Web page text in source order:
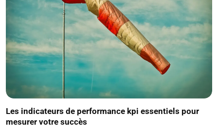
Les indicateurs de performance kpi essentiels pour
mesurer votre succès